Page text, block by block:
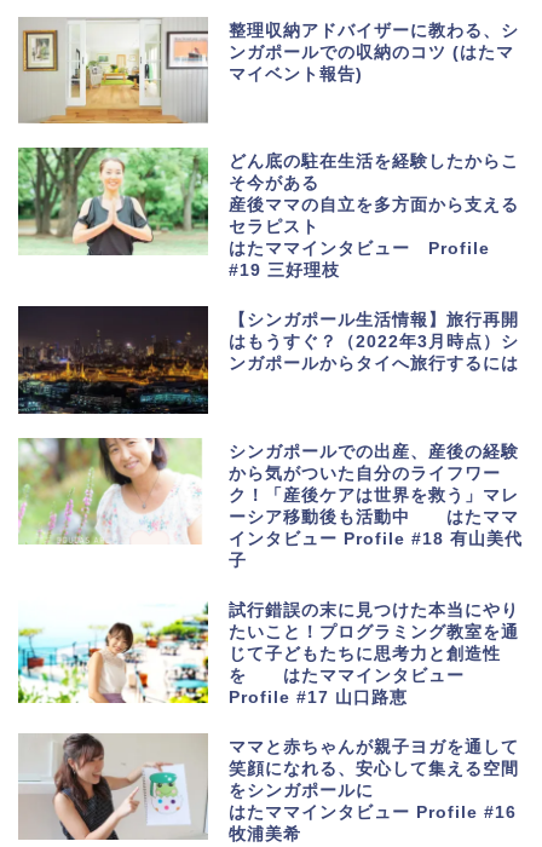
整理収納アドバイザーに教わる、シ
ンガポールでの収納のコツ (はたマ
マイベント報告)
どん底の駐在生活を経験したからこ
そ今がある
産後ママの自立を多方面から支える
セラピスト
はたママインタビュー Profile
#19 三好理枝
【シンガポール生活情報】旅行再開
はもうすぐ？（2022年3月時点）シ
ンガポールからタイへ旅行するには
シンガポールでの出産、産後の経験
から気がついた自分のライフワー
ク！「産後ケアは世界を救う」マレ
ーシア移動後も活動中 はたママ
インタビュー Profile #18 有山美代
子
試行錯誤の末に見つけた本当にやり
たいこと！プログラミング教室を通
じて子どもたちに思考力と創造性
を はたママインタビュー
Profile #17 山口路恵
ママと赤ちゃんが親子ヨガを通して
笑顔になれる、安心して集える空間
をシンガポールに
はたママインタビュー Profile #16
牧浦美希